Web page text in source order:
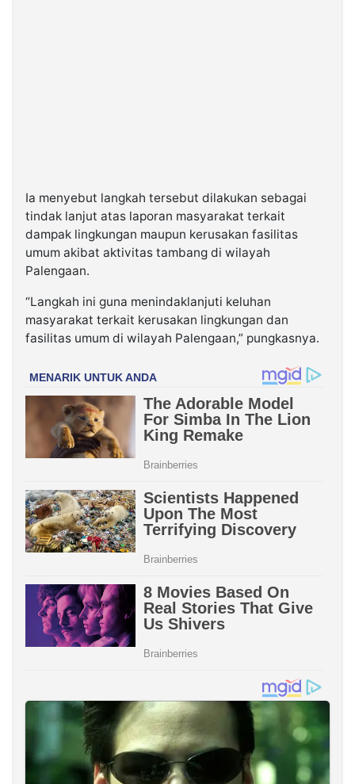
Ia menyebut langkah tersebut dilakukan sebagai
tindak lanjut atas laporan masyarakat terkait
dampak lingkungan maupun kerusakan fasilitas
umum akibat aktivitas tambang di wilayah
Palengaan.
“Langkah ini guna menindaklanjuti keluhan
masyarakat terkait kerusakan lingkungan dan
fasilitas umum di wilayah Palengaan,” pungkasnya.